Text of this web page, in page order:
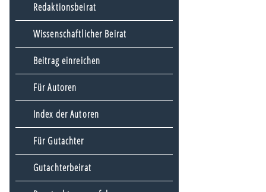
Redaktionsbeirat
Wissenschaftlicher Beirat
Beitrag einreichen
Für Autoren
Index der Autoren
Für Gutachter
Gutachterbeirat